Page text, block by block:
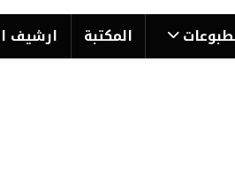
المكتبة ارشیف